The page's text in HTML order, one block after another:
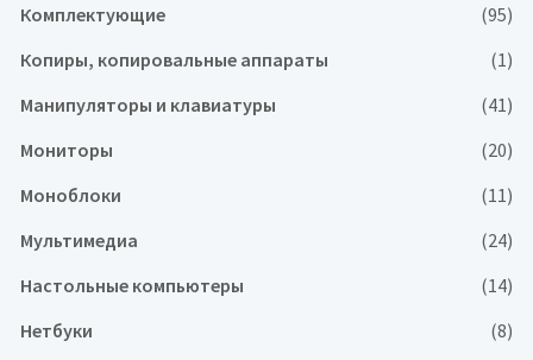
Комплектующие
(95)
Копиры, копировальные аппараты
(1)
Манипуляторы и клавиатуры
(41)
Мониторы
(20)
Моноблоки
(11)
Мультимедиа
(24)
Настольные компьютеры
(14)
Нетбуки
(8)